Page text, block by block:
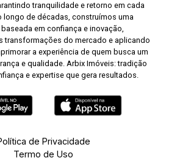
tranquilidade e retorno em cada
longo de décadas, construímos uma
em confiança e inovação,
transformações do mercado e aplicando
a experiência de quem busca um
e qualidade. Arbix Imóveis: tradição
e expertise que gera resultados.
de Privacidade
Termo de Uso